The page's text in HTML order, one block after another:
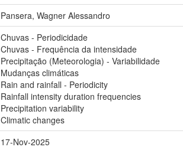
Pansera, Wagner Alessandro
Chuvas - Periodicidade
Chuvas - Frequência da intensidade
Precipitação (Meteorologia) - Variabilidade
Mudanças climáticas
Rain and rainfall - Periodicity
Rainfall intensity duration frequencies
Precipitation variability
Climatic changes
17-Nov-2025